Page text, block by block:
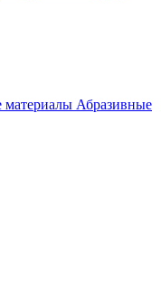
Абразивные